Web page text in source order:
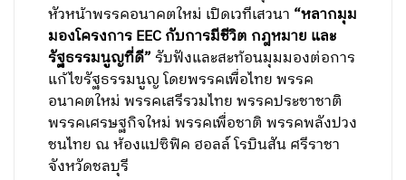
หัวหน้าพรรคอนาคตใหม่ เปิดเวทีเสวนา “หลากมุม
มองโครงการ EEC กับการมีชีวิต กฎหมาย และ
รัฐธรรมนูญที่ดี”รับฟังและสะท้อนมุมมองต่อการ
แก้ไขรัฐธรรมนูญ โดยพรรคเพื่อไทย พรรค
อนาคตใหม่ พรรคเสรีรวมไทย พรรคประชาชาติ
พรรคเศรษฐกิจใหม่ พรรคเพื่อชาติ พรรคพลังปวง
ชนไทย ณ ห้องแปซิฟิค ฮอลล์ โรบินสัน ศรีราชา
จังหวัดชลบุรี